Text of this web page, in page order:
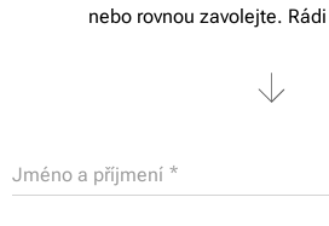
nebo rovnou zavolejte.
Jméno a příjmení